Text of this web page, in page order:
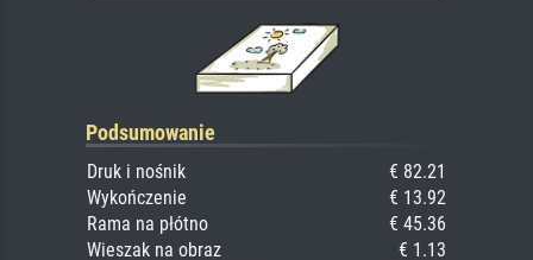
Podsumowanie
Druk i nośnik
€ 82.21
Wykończenie
€ 13.92
Rama na płótno
€ 45.36
Wieszak na obraz
€ 1.13